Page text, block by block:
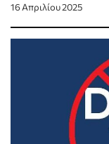
16 Απριλίου 2025